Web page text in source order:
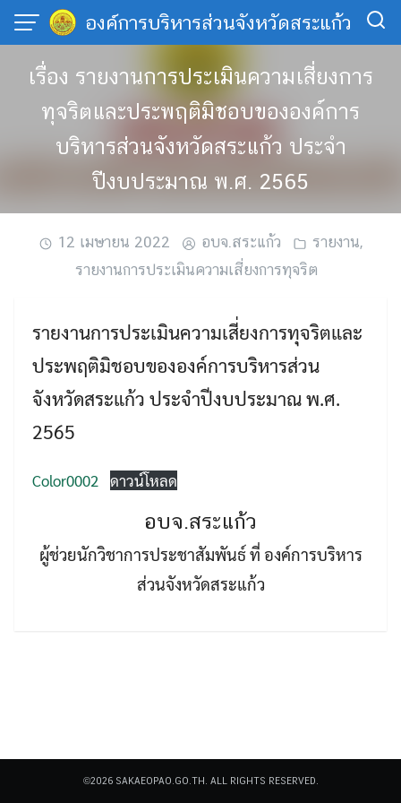
Skip
content
องค์การบริหารส่วนจังหวัดสระแก้ว
for:
Search
เรื่อง รายงานการประเมินความเสี่ยงการ
ทุจริตและประพฤติมิชอบขององค์การ
บริหารส่วนจังหวัดสระแก้ว ประจำ
ปีงบประมาณ พ.ศ. 2565
12 เมษายน 2022 อบจ.สระแก้ว รายงาน,
รายงานการประเมินความเสี่ยงการทุจริต
รายงานการประเมินความเสี่ยงการทุจริตและ
ประพฤติมิชอบขององค์การบริหารส่วน
จังหวัดสระแก้ว ประจำปีงบประมาณ พ.ศ.
2565
Color0002 ดาวน์โหลด
อบจ.สระแก้ว
ผู้ช่วยนักวิชาการประชาสัมพันธ์ ที่ องค์การบริหาร
ส่วนจังหวัดสระแก้ว
©2026 SAKAEOPAO.GO.TH. ALL RIGHTS RESERVED.